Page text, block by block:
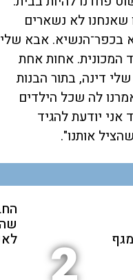
לא נשארים
בכפר־הנשיא. אבא שלי
המכונית. אחות אחת
דינה, בתור הבנות
לה שכל הילדים
אני יודעת להגיד
אותנו".